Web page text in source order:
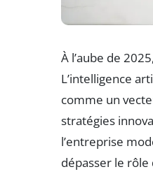
À l’aube de
L’intelligence
comme un
stratégies
l’entreprise
dépasser le rôle